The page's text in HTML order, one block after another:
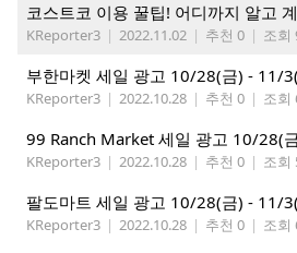
코스트코 이용 꿀팁! 어디까지 알고
KReporter3 | 2022.11.02 | 추천 0 | 조회
부한마켓 세일 광고 10/28(금) - 11/
KReporter3 | 2022.10.28 | 추천 0 | 조회
99 Ranch Market 세일 광고 10/28(
KReporter3 | 2022.10.28 | 추천 0 | 조회
팔도마트 세일 광고 10/28(금) - 11/
KReporter3 | 2022.10.28 | 추천 0 | 조회